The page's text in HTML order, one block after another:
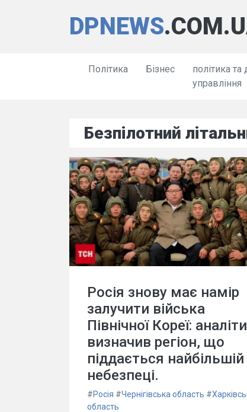
DPNEWS
Політика Бізнес
політика
управління
Безпілотний
Росія знову має намір
залучити війська
Північної Кореї:
визначив регіон, що
піддається найбільшій
небезпеці.
#Росія #Чернігівська область #
область